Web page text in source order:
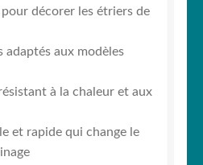
décorer les étriers de
adaptés aux modèles
à la chaleur et aux
et rapide qui change le